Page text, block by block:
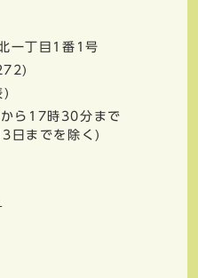
一丁目1番1号
)
ら17時30分まで
日までを除く)